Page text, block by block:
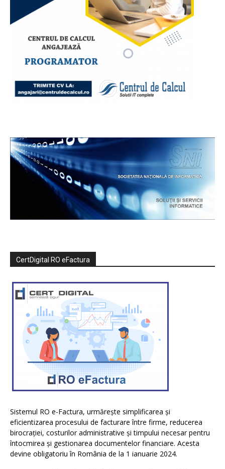
CertDigital RO eFactura
Sistemul RO e-Factura, urmărește simplificarea și
eficientizarea procesului de facturare între firme, reducerea
birocrației, costurilor administrative și timpului necesar pentru
întocmirea și gestionarea documentelor financiare. Acesta
devine obligatoriu în România de la 1 ianuarie 2024.